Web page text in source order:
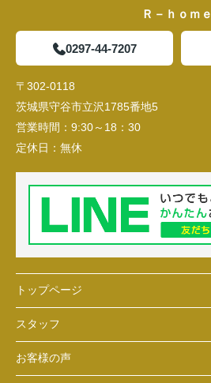
Ｒ－ｈｏｍｅ
0297-44-7207
〒302-0118
茨城県守谷市立沢1785番地5
営業時間： 9:30～18：30
定休日： 無休
トップページ
スタッフ
お客様の声